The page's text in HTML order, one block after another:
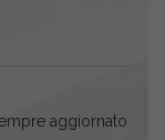
aggiornato